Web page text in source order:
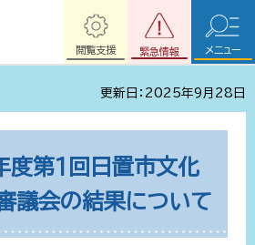
緊急情報
閲覧支援 メニュー
更新日：2025年9月28日
度第1回日置市文化
議会の結果について